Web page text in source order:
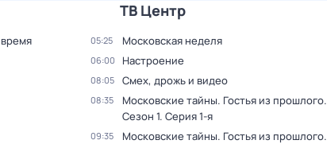
ТВ Центр
05:25 Московская неделя
06:00 Настроение
08:05 Смех, дрожь и видео
08:35 Московские тайны. Гостья из прошлого.
Сезон 1. Серия 1-я
09:35 Московские тайны. Гостья из прошлого.